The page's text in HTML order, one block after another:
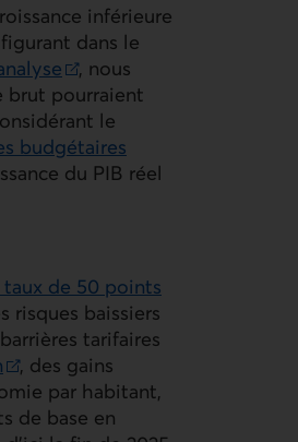
inférieure
dans le
, nous
brut pourraient
le
budgétaires
du PIB réel
taux de 50 points
risques baissiers
tarifaires
, des gains
par habitant,
de base en